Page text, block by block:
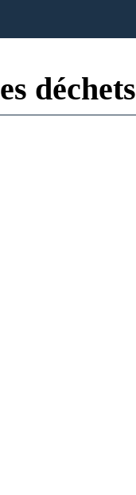
déchets